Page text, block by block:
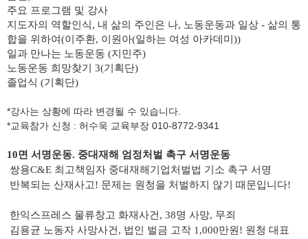
주요 프로그램 및 강사
지도자의 역할인식, 내 삶의 주인은 나, 노동운동과 일상 - 삶의 통
합을 위하여(이주환, 이원아(일하는 여성 아카데미))
일과 만나는 노동운동 (지민주)
노동운동 희망찾기 3(기획단)
졸업식 (기획단)
*강사는 상황에 따라 변경될 수 있습니다.
*교육참가 신청 : 허수욱 교육부장 010-8772-9341
10면 서명운동. 중대재해 엄정처벌 촉구 서명운동
쌍용C&E 최고책임자 중대재해기업처벌법 기소 촉구 서명
반복되는 산재사고! 문제는 원청을 처벌하지 않기 때문입니다!
한익스프레스 물류창고 화재사건, 38명 사망, 무죄
김용균 노동자 사망사건, 법인 벌금 고작 1,000만원! 원청 대표